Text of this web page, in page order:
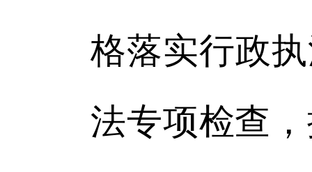
格落实行政
法专项检查